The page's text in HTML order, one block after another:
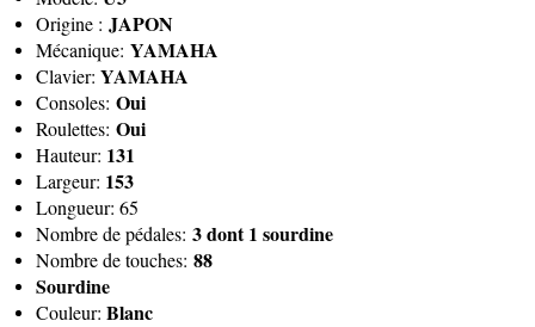
Origine : JAPON
Mécanique: YAMAHA
Clavier: YAMAHA
Consoles: Oui
Roulettes: Oui
Hauteur: 131
Largeur: 153
Longueur: 65
Nombre de pédales: 3 dont 1 sourdine
Nombre de touches: 88
Sourdine
Couleur: Blanc